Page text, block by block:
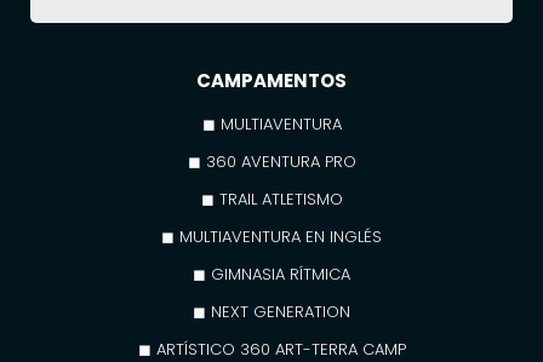
CAMPAMENTOS
◼ MULTIAVENTURA
◼ 360 AVENTURA PRO
◼ TRAIL ATLETISMO
◼ MULTIAVENTURA EN INGLÉS
◼ GIMNASIA RÍTMICA
◼ NEXT GENERATION
◼ ARTÍSTICO 360 ART-TERRA CAMP